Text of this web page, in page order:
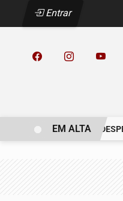
Entrar
COM PESAR, NOS
EM ALTA